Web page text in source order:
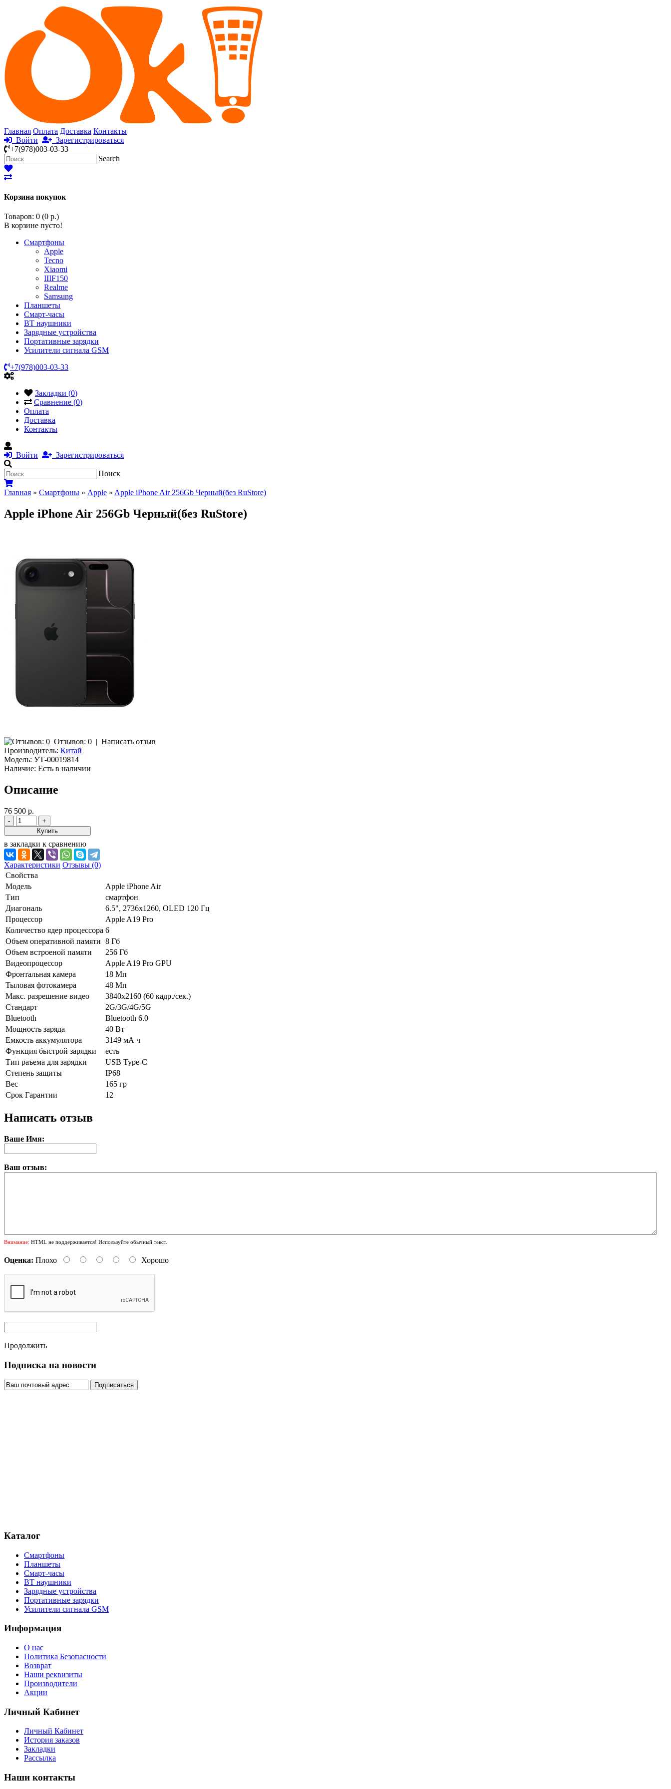
Главная Оплата Доставка Контакты
Войти
Зарегистрироваться
+7(978)003-03-33
Search
Корзина покупок
Товаров: 0 (0 р.)
В корзине пусто!
Смартфоны
Apple
Tecno
Xiaomi
IIIF150
Realme
Samsung
Планшеты
Смарт-часы
BT наушники
Зарядные устройства
Портативные зарядки
Усилители сигнала GSM
+7(978)003-03-33
Закладки (0)
Сравнение (0)
Оплата
Доставка
Контакты
Войти Зарегистрироваться
Поиск
Главная » Смартфоны » Apple » Apple iPhone Air 256Gb Черный(без RuStore)
Apple iPhone Air 256Gb Черный(без RuStore)
Отзывов: 0 | Написать отзыв
Производитель: Китай
Модель: УТ-00019814
Наличие: Есть в наличии
Описание
76 500 р.
в закладки к сравнению
Характеристики Отзывы (0)
Свойства
Модель
Apple iPhone Air
Тип
смартфон
Диагональ
6.5", 2736x1260, OLED 120 Гц
Процессор
Apple A19 Pro
Количество ядер процессора 6
Объем оперативной памяти 8 Гб
Объем встроеной памяти
256 Гб
Видеопроцессор
Apple A19 Pro GPU
Фронтальная камера
18 Мп
Тыловая фотокамера
48 Мп
Макс. разрешение видео
3840x2160 (60 кадр./сек.)
Стандарт
2G/3G/4G/5G
Bluetooth
Bluetooth 6.0
Мощность заряда
40 Вт
Емкость аккумулятора
3149 мА ч
Функция быстрой зарядки
есть
Тип раъема для зарядки
USB Type-C
Степень защиты
IP68
Вес
165 гр
Срок Гарантии
12
Написать отзыв
Ваше Имя:
Ваш отзыв:
Внимание: HTML не поддерживается! Используйте обычный текст.
Оценка: Плохо Хорошо
Продолжить
Подписка на новости
Каталог
Смартфоны
Планшеты
Смарт-часы
BT наушники
Зарядные устройства
Портативные зарядки
Усилители сигнала GSM
Информация
О нас
Политика Безопасности
Возврат
Наши реквизиты
Производители
Акции
Личный Кабинет
Личный Кабинет
История заказов
Закладки
Рассылка
Наши контакты